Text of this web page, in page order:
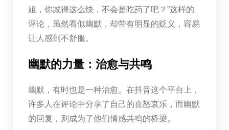
姐，你减得这么快，不会是吃药了吧？”这样的
评论，虽然看似幽默，却带有明显的贬义，容易
让人感到不舒服。
幽默的力量：治愈与共鸣
幽默，有时也是一种治愈。在抖音这个平台上，
许多人在评论中分享了自己的喜怒哀乐，而幽默
的回复，则成为了他们情感共鸣的桥梁。